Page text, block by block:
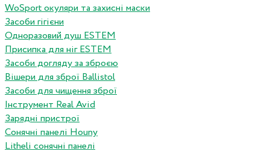
WoSport окуляри та захисні маски
Засоби гігієни
Одноразовий душ ESTEM
Присипка для ніг ESTEM
Засоби догляду за зброєю
Вішери для зброї Ballistol
Засоби для чищення зброї
Інструмент Real Avid
Зарядні пристрої
Сонячні панелі Houny
Litheli сонячні панелі